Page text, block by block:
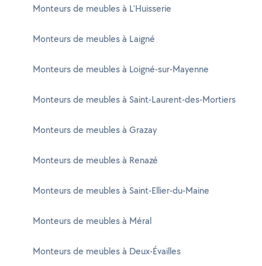
Monteurs de meubles à L'Huisserie
Monteurs de meubles à Laigné
Monteurs de meubles à Loigné-sur-Mayenne
Monteurs de meubles à Saint-Laurent-des-Mortiers
Monteurs de meubles à Grazay
Monteurs de meubles à Renazé
Monteurs de meubles à Saint-Ellier-du-Maine
Monteurs de meubles à Méral
Monteurs de meubles à Deux-Évailles